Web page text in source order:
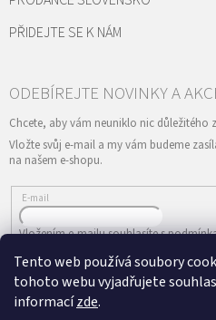
Tento web používá soubory
tohoto webu vyjadřujete
informacízde.
PŘIDEJTE SE K NÁM
Vložte svůj e-mail a my vám budeme
na našem e-shopu.
E-mail
Vložením e-mailu souhlasíte s
PŘIHLÁSIT SE